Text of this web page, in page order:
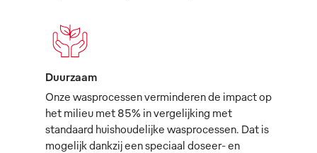
Duurzaam
Onze wasprocessen verminderen de impact op
het milieu met 85% in vergelijking met
standaard huishoudelijke wasprocessen. Dat is
mogelijk dankzij een speciaal doseer- en